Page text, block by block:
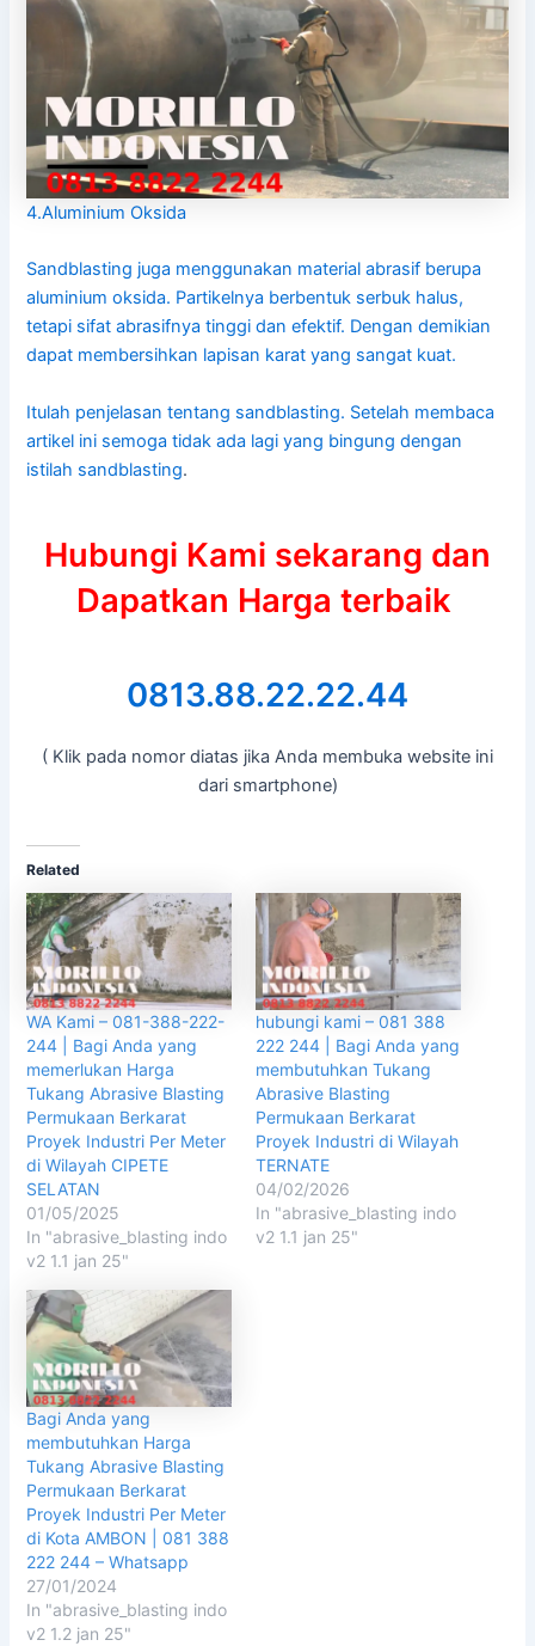
4.Aluminium Oksida
Sandblasting juga menggunakan material abrasif berupa
aluminium oksida. Partikelnya berbentuk serbuk halus,
tetapi sifat abrasifnya tinggi dan efektif. Dengan demikian
dapat membersihkan lapisan karat yang sangat kuat.
Itulah penjelasan tentang sandblasting. Setelah membaca
artikel ini semoga tidak ada lagi yang bingung dengan
istilah sandblasting.
Hubungi Kami sekarang dan
Dapatkan Harga terbaik
0813.88.22.22.44
( Klik pada nomor diatas jika Anda membuka website ini
dari smartphone)
Related
WA Kami – 081-388-222-
244 | Bagi Anda yang
memerlukan Harga
Tukang Abrasive Blasting
Permukaan Berkarat
Proyek Industri Per Meter
di Wilayah CIPETE
SELATAN
01/05/2025
In "abrasive_blasting indo
v2 1.1 jan 25"
hubungi kami – 081 388
222 244 | Bagi Anda yang
membutuhkan Tukang
Abrasive Blasting
Permukaan Berkarat
Proyek Industri di Wilayah
TERNATE
04/02/2026
In "abrasive_blasting indo
v2 1.1 jan 25"
Bagi Anda yang
membutuhkan Harga
Tukang Abrasive Blasting
Permukaan Berkarat
Proyek Industri Per Meter
di Kota AMBON | 081 388
222 244 – Whatsapp
27/01/2024
In "abrasive_blasting indo
v2 1.2 jan 25"